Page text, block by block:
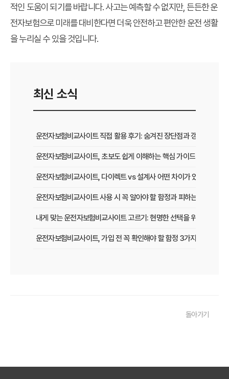
적인 도움이 되기를 바랍니다. 사고는 예측할 수 없지만, 든든한 운
전자보험으로 미래를 대비한다면 더욱 안전하고 편안한 운전 생활
을 누리실 수 있을 것입니다.
최신 소식
운전자보험비교사이트 직접 활용 후기: 숨겨진 장단점과 갱신 팁
운전자보험비교사이트, 초보도 쉽게 이해하는 핵심 가이드
운전자보험비교사이트, 다이렉트 vs 설계사 어떤 차이가 있을까?
운전자보험비교사이트 사용 시 꼭 알아야 할 함정과 피하는 법
내게 맞는 운전자보험비교사이트 고르기: 현명한 선택을 위한 5가지
운전자보험비교사이트, 가입 전 꼭 확인해야 할 함정 3가지
운전자보험 다이렉트 vs 비교사이트, 나에게 맞는 가입 방법은?
돌아가기